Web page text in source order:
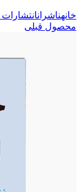
خانهناشرانانتشارات
محصول قبلی